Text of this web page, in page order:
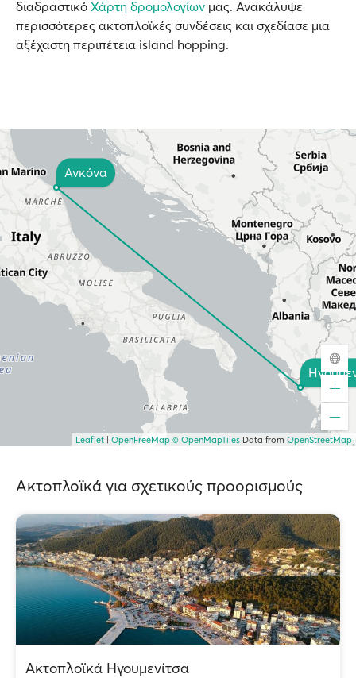
διαδραστικό Χάρτη δρομολογίων μας. Ανακάλυψε
περισσότερες ακτοπλοϊκές συνδέσεις και σχεδίασε μια
αξέχαστη περιπέτεια island hopping.
Ανκόνα
Leaflet OpenFreeMap © OpenMapTiles Data from OpenStreetMap
Ακτοπλοϊκά για σχετικούς προορισμούς
Ακτοπλοϊκά Ηγουμενίτσα